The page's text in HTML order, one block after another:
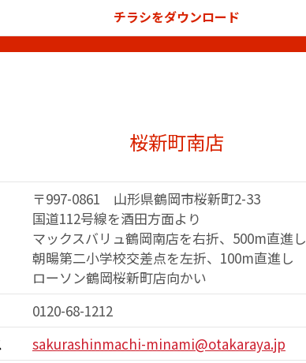
チラシをダウンロード
桜新町南店
〒997-0861 山形県鶴岡市桜新町2-33
国道112号線を酒田方面より
マックスバリュ鶴岡南店を右折、500m直進し
朝暘第二小学校交差点を左折、100m直進し
ローソン鶴岡桜新町店向かい
0120-68-1212
sakurashinmachi-minami@otakaraya.jp